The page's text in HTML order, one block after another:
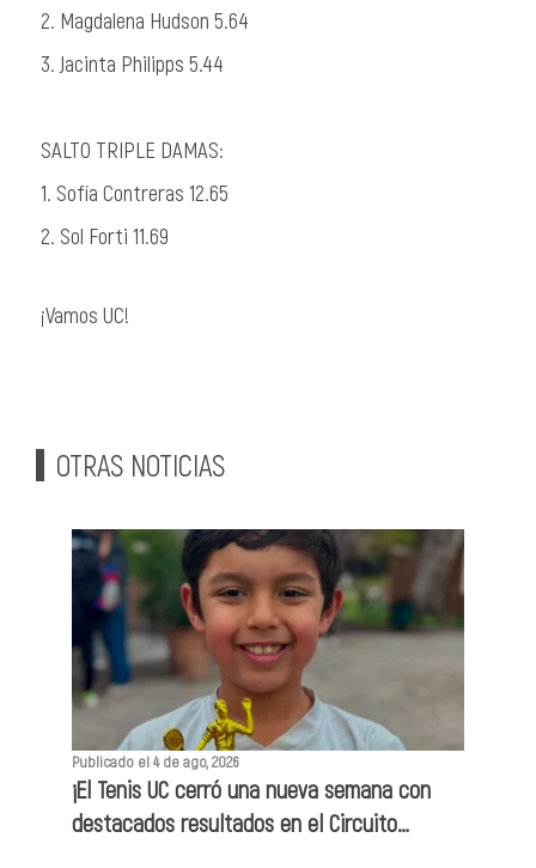
2. Magdalena Hudson 5.64
3. Jacinta Philipps 5.44
SALTO TRIPLE DAMAS:
1. Sofía Contreras 12.65
2. Sol Forti 11.69
¡Vamos UC!
OTRAS NOTICIAS
Publicado el 4 de ago, 2026
¡El Tenis UC cerró una nueva semana con
destacados resultados en el Circuito